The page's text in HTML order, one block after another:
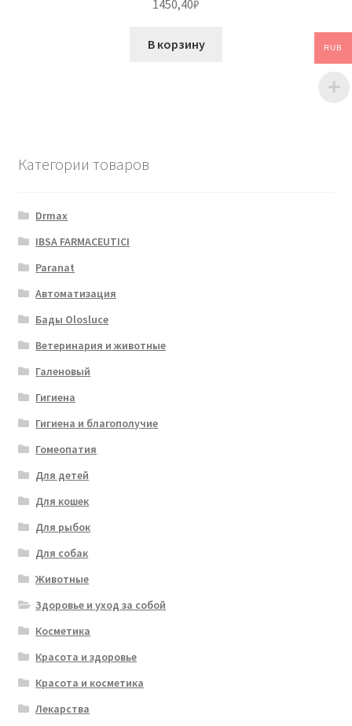
1450,40₽
В корзину
Категории товаров
Drmax
IBSA FARMACEUTICI
Paranat
Автоматизация
Бады Olosluce
Ветеринария и животные
Галеновый
Гигиена
Гигиена и благополучие
Гомеопатия
Для детей
Для кошек
Для рыбок
Для собак
Животные
Здоровье и уход за собой
Косметика
Красота и здоровье
Красота и косметика
Лекарства
RUB